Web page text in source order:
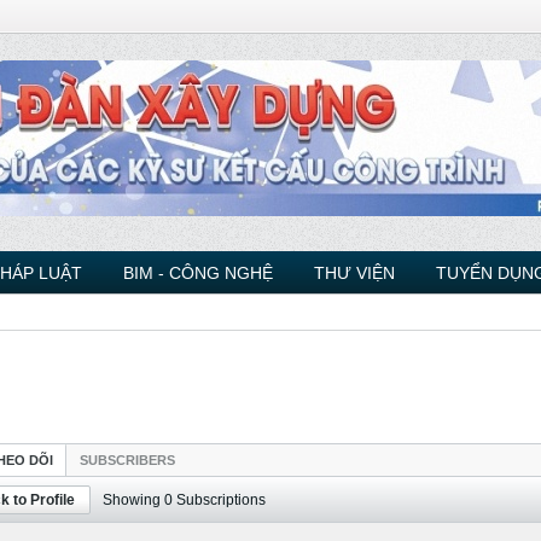
LUẬT BIM - CÔNG NGHỆ THƯ VIỆN TUYỂN
DÕI SUBSCRIBERS
to Profile Showing 0 Subscriptions